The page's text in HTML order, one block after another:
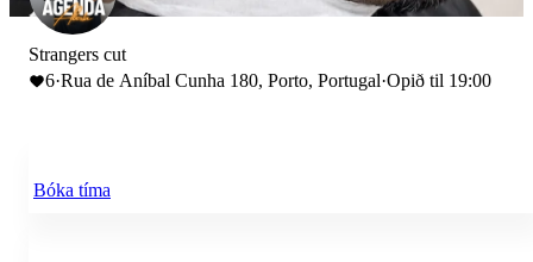
Strangers cut
6·Rua de Aníbal Cunha 180, Porto, Portugal·Opið til 19:00
Bóka tíma